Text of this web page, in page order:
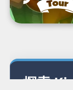
解
謎
探索